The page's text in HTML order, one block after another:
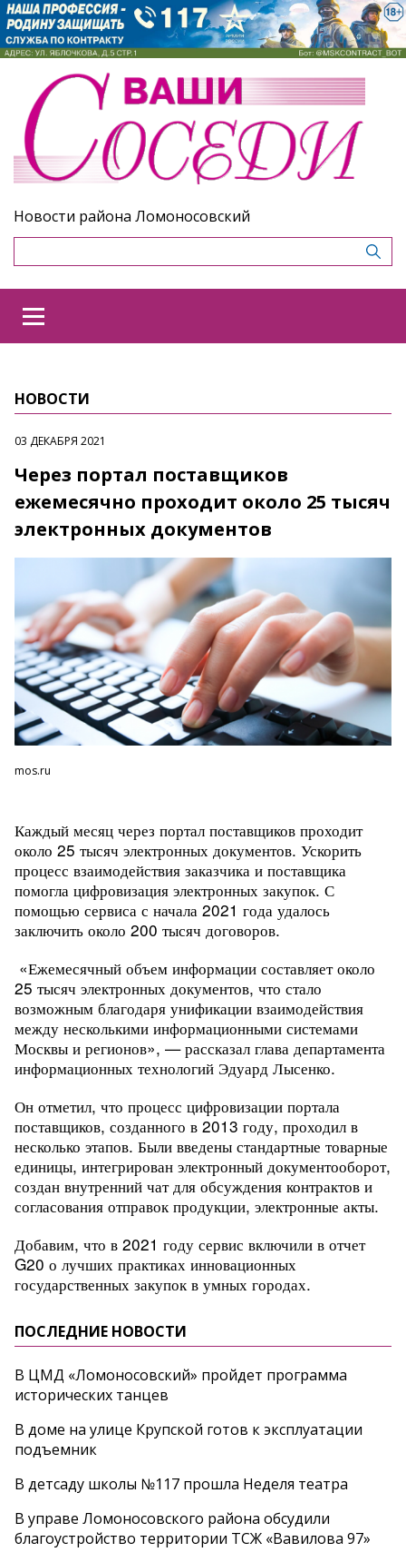
Новости района Ломоносовский
НОВОСТИ
03 ДЕКАБРЯ 2021
Через портал поставщиков
ежемесячно проходит около 25 тысяч
электронных документов
mos.ru
Каждый месяц через портал поставщиков проходит
около 25 тысяч электронных документов. Ускорить
процесс взаимодействия заказчика и поставщика
помогла цифровизация электронных закупок. С
помощью сервиса с начала 2021 года удалось
заключить около 200 тысяч договоров.
«Ежемесячный объем информации составляет около
25 тысяч электронных документов, что стало
возможным благодаря унификации взаимодействия
между несколькими информационными системами
Москвы и регионов», — рассказал глава департамента
информационных технологий Эдуард Лысенко.
Он отметил, что процесс цифровизации портала
поставщиков, созданного в 2013 году, проходил в
несколько этапов. Были введены стандартные товарные
единицы, интегрирован электронный документооборот,
создан внутренний чат для обсуждения контрактов и
согласования отправок продукции, электронные акты.
Добавим, что в 2021 году сервис включили в отчет
G20 о лучших практиках инновационных
государственных закупок в умных городах.
ПОСЛЕДНИЕ НОВОСТИ
В ЦМД «Ломоносовский» пройдет программа
исторических танцев
В доме на улице Крупской готов к эксплуатации
подъемник
В детсаду школы №117 прошла Неделя театра
В управе Ломоносовского района обсудили
благоустройство территории ТСЖ «Вавилова 97»